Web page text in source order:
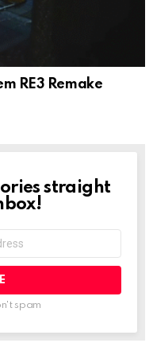
RE3 Remake
straight
spam